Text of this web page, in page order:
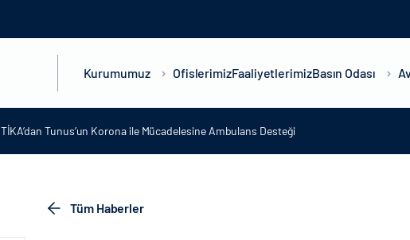
Kurumumuz OfislerimizFaaliyetlerimizBasın Odası
TİKA’dan Tunus’un Korona ile Mücadelesine Ambulans Desteği
Tüm Haberler